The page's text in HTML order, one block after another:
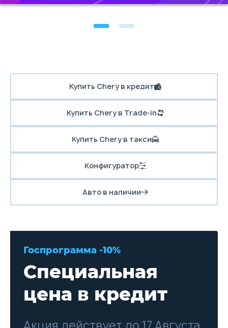
Купить Chery в кредит
Купить Chery в Trade-in
Купить Chery в такси
Конфигуратор
Авто в наличии
Госпрограмма -10%
Специальная
цена в кредит